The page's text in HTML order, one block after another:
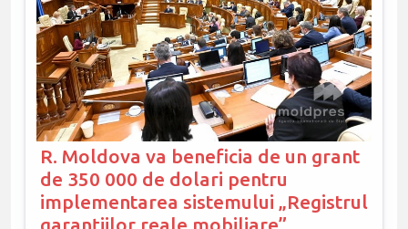
R. Moldova va beneficia de un grant
de 350 000 de dolari pentru
implementarea sistemului „Registrul